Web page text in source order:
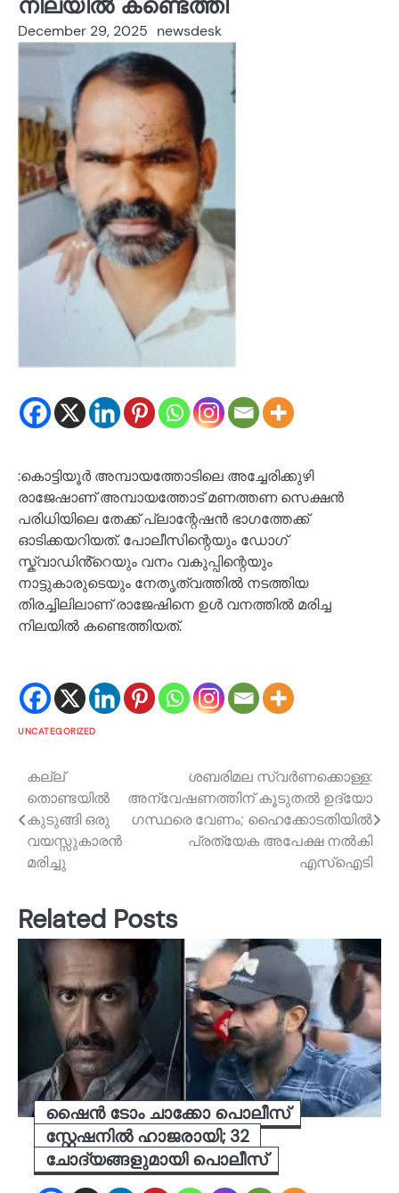
December 29, 2025 newsdesk
:കൊട്ടിയൂർ അമ്പായത്തോടിലെ അച്ചേരിക്കുഴി
രാജേഷാണ് അമ്പായത്തോട് മണത്തണ സെക്ഷൻ
പരിധിയിലെ തേക്ക് പ്ലാന്റേഷൻ ഭാഗത്തേക്ക്
ഓടിക്കയറിയത്. പോലീസിന്റെയും ഡോഗ്
സ്ക്വാഡിൻ്റെയും വനം വകുപ്പിന്റെയും
നാട്ടുകാരുടെയും നേതൃത്വത്തിൽ നടത്തിയ
തിരച്ചിലിലാണ് രാജേഷിനെ ഉൾ വനത്തിൽ മരിച്ച
നിലയിൽ കണ്ടെത്തിയത്.
UNCATEGORIZED
Post
navigation
കല്ല്
തൊണ്ടയിൽ
കുടുങ്ങി ഒരു
വയസ്സുകാരൻ
മരിച്ചു
ശബരിമല സ്വർണക്കൊള്ള:
അന്വേഷണത്തിന് കൂടുതൽ ഉദ്യോ​
ഗസ്ഥരെ വേണം; ഹൈക്കോടതിയിൽ
പ്രത്യേക അപേക്ഷ നൽകി
എസ്ഐടി
Related Posts
ഷൈൻ ടോം ചാക്കോ പൊലീസ്
സ്റ്റേഷനിൽ ഹാജരായി; 32
ചോദ്യങ്ങളുമായി പൊലീസ്